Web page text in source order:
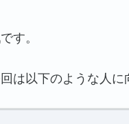
す。
は以下のような人に